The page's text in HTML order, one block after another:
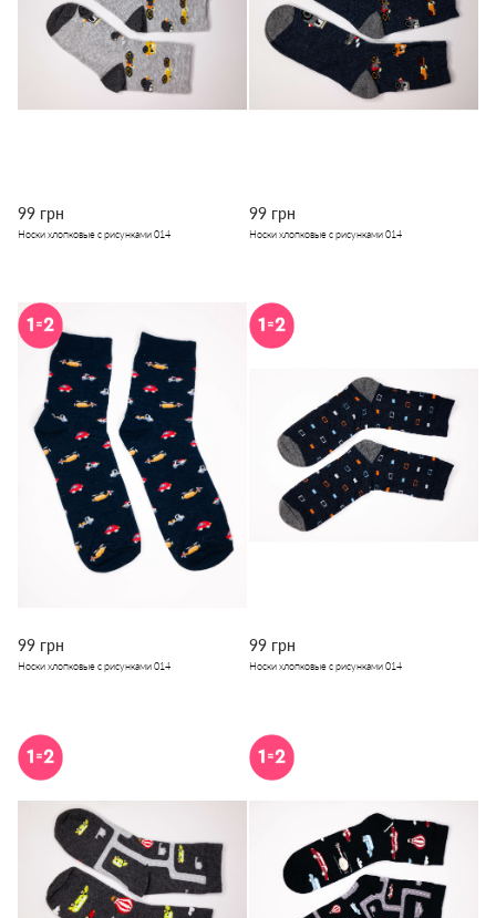
99 грн
Носки хлопковые с рисунками 014
99 грн
Носки хлопковые с рисунками 014
99 грн
Носки хлопковые с рисунками 014
99 грн
Носки хлопковые с рисунками 014